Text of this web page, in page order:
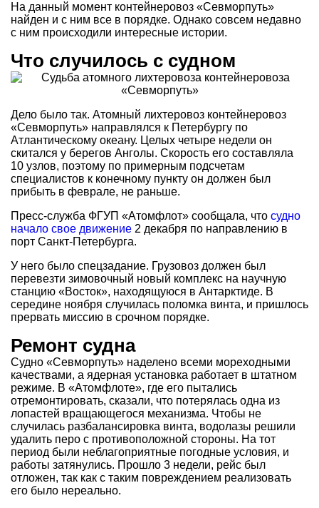
На данный момент контейнеровоз «Севморпуть»
найден и с ним все в порядке. Однако совсем недавно
с ним происходили интересные истории.
Что случилось с судном
Дело было так. Атомный лихтеровоз контейнеровоз
«Севморпуть» направлялся к Петербургу по
Атлантическому океану. Целых четыре недели он
скитался у берегов Анголы. Скорость его составляла
10 узлов, поэтому по примерным подсчетам
специалистов к конечному пункту он должен был
прибыть в феврале, не раньше.
Пресс-служба ФГУП «Атомфлот» сообщала, что судно
начало свое движение 2 декабря по направлению в
порт Санкт-Петербурга.
У него было спецзадание. Грузовоз должен был
перевезти зимовочный новый комплекс на научную
станцию «Восток», находящуюся в Антарктиде. В
середине ноября случилась поломка винта, и пришлось
прервать миссию в срочном порядке.
Ремонт судна
Судно «Севморпуть» наделено всеми мореходными
качествами, а ядерная установка работает в штатном
режиме. В «Атомфлоте», где его пытались
отремонтировать, сказали, что потерялась одна из
лопастей вращающегося механизма. Чтобы не
случилась разбалансировка винта, водолазы решили
удалить перо с противоположной стороны. На тот
период были неблагоприятные погодные условия, и
работы затянулись. Прошло 3 недели, рейс был
отложен, так как с таким повреждением реализовать
его было нереально.